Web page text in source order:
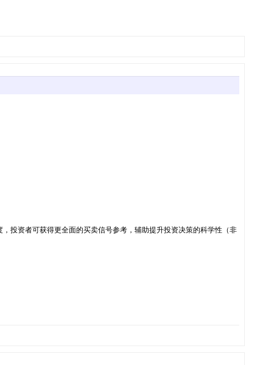
投资者可获得更全面的买卖信号参考，辅助提升投资决策的科学性（非